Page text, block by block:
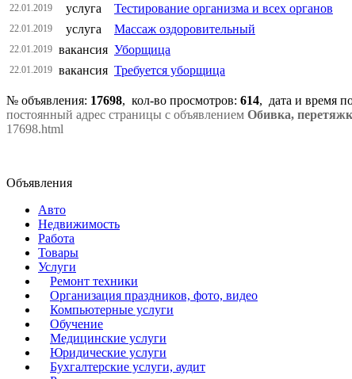
22.01.2019 услуга Тестирование организма и всех органов
22.01.2019 услуга Массаж оздоровительный
22.01.2019 вакансия Уборщица
22.01.2019 вакансия Требуется уборщица
№ объявления: 17698, кол-во просмотров: 614, дата и время
постоянный адрес страницы с объявлением Обивка,
17698.html
Объявления
Авто
Недвижимость
Работа
Товары
Услуги
Ремонт техники
Организация праздников, фото, видео
Компьютерные услуги
Обучение
Медицинские услуги
Юридические услуги
Бухгалтерские услуги, аудит